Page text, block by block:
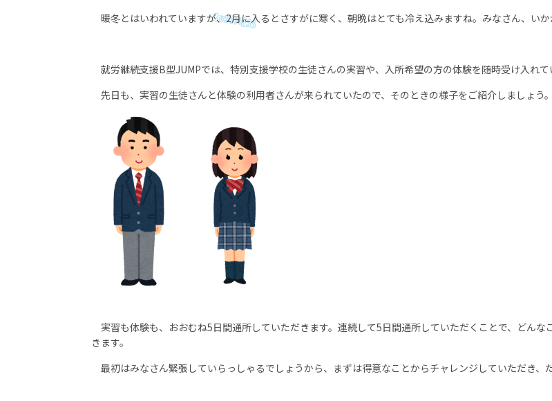
暖冬とはいわれていますが、2月に入るとさすがに寒く、朝晩はとても冷え込みますね。みなさん、いか
就労継続支援B型JUMPでは、特別支援学校の生徒さんの実習や、入所希望の方の体験を随時受け入れて
先日も、実習の生徒さんと体験の利用者さんが来られていたので、そのときの様子をご紹介しましょう。
実習も体験も、おおむね5日間通所していただきます。連続して5日間通所していただくことで、どん
きます。
最初はみなさん緊張していらっしゃるでしょうから、まずは得意なことからチャレンジしていただき、